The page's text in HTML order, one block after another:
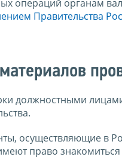
операций органам
Правительства
должностными
осуществляющие в
право